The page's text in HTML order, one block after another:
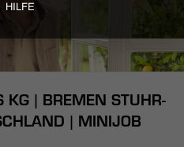
HILFE
KG | BREMEN STUHR-
| MINIJOB